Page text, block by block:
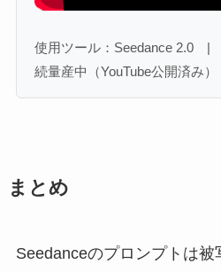
使用ツール：Seedance 2.0 |
続量産中（YouTube公開済み）
まとめ
Seedanceのプロンプトは